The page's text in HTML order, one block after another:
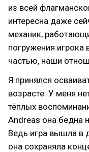
из всей
интересна даже
механик,
погружения игрока
частью, наши
Я принялся
возрасте. У меня
тёплых
Andreas она бедна
Ведь игра вышла в
она сохраняла